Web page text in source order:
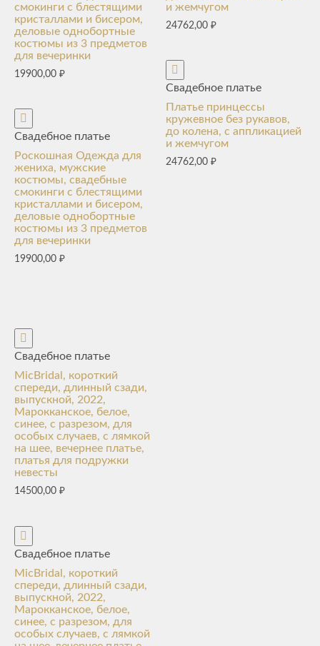
смокинги с блестящими
кристаллами и бисером,
деловые однобортные
костюмы из 3 предметов
для вечеринки
19900,00 ₽
Свадебное платье
Роскошная Одежда для
жениха, мужские
костюмы, свадебные
смокинги с блестящими
кристаллами и бисером,
деловые однобортные
костюмы из 3 предметов
для вечеринки
19900,00 ₽
и жемчугом
24762,00₽
Свадебное платье
Платье принцессы
кружевное без рукавов,
до колена, с аппликацией
и жемчугом
24762,00₽
Свадебное платье
MicBridal, короткий
спереди, длинный сзади,
выпускной, 2022,
Марокканское, белое,
синее, с разрезом, для
особых случаев, с лямкой
на шее, вечернее платье,
платья для подружки
невесты
14500,00 ₽
Свадебное платье
MicBridal, короткий
спереди, длинный сзади,
выпускной, 2022,
Марокканское, белое,
синее, с разрезом, для
особых случаев, с лямкой